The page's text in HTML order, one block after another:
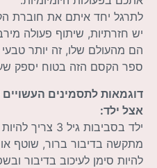
לתרגל יחד איתם את חוברת
יש חזרתיות, שיתוף פעולה
הם מהעולם שלו, זה יותר
ספר הקסם הזה בטוח יספק
דוגמאות לתסמינים
אצל ילד:
ילד בסביבות
מתקשה בדיבור ברור, שוטף
להיות סימן לעיכוב בדיבור